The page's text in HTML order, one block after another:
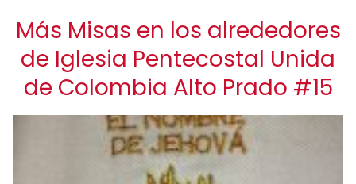
Más Misas en los alrededores
de Iglesia Pentecostal Unida
de Colombia Alto Prado #15